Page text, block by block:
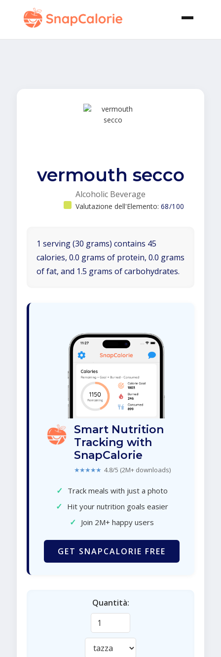
vermouth secco
Alcoholic Beverage
Valutazione dell'Elemento: 68/100
1 serving (30 grams) contains 45
calories, 0.0 grams of protein, 0.0 grams
of fat, and 1.5 grams of carbohydrates.
Smart Nutrition
Tracking with
SnapCalorie
★★★★★ 4.8/5 (2M+ downloads)
✓ Track meals with just a photo
✓ Hit your nutrition goals easier
✓ Join 2M+ happy users
GET SNAPCALORIE FREE
Quantità: